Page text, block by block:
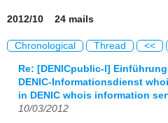
2012/10 24 mails
Chronological Thread <<
Re: [DENICpublic-l]
DENIC-Informationsdienst
in DENIC whois information
10/03/2012